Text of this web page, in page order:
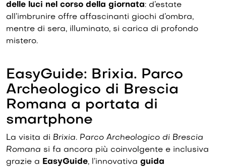
delle luci nel corso della giornata: d’estate
all’imbrunire offre affascinanti giochi d’ombra,
mentre di sera, illuminato, si carica di profondo
mistero.
EasyGuide: Brixia. Parco
Archeologico di Brescia
Romana a portata di
smartphone
La visita di Brixia. Parco Archeologico di Brescia
Romana si fa ancora più coinvolgente e inclusiva
grazie a EasyGuide, l’innovativa guida